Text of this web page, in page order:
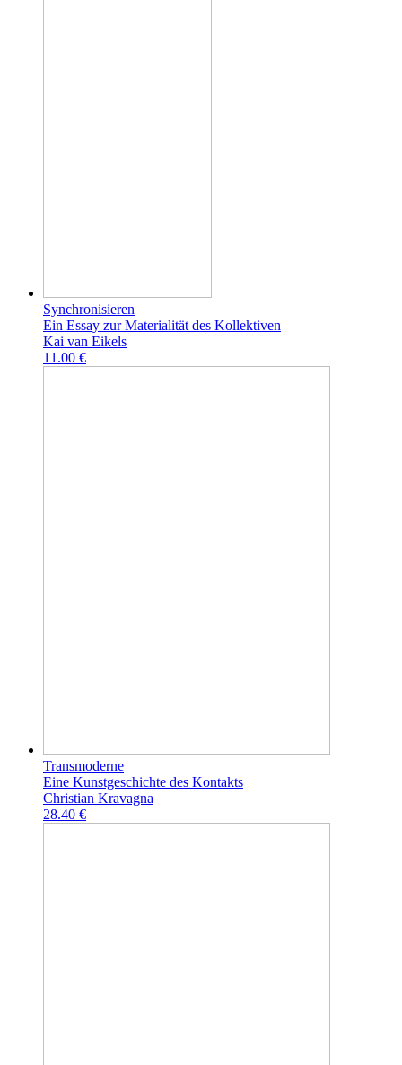
Synchronisieren
Ein Essay zur Materialität des Kollektiven
Kai van Eikels
11.00 €
Transmoderne
Eine Kunstgeschichte des Kontakts
Christian Kravagna
28.40 €